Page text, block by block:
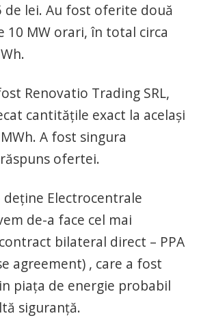
de lei. Au fost oferite două
10 MW orari, în total circa
Renovatio Trading SRL,
cantitățile exact la același
A fost singura
ofertei.
deține Electrocentrale
de-a face cel mai
bilateral direct – PPA
agreement) , care a fost
piața de energie probabil
siguranță.